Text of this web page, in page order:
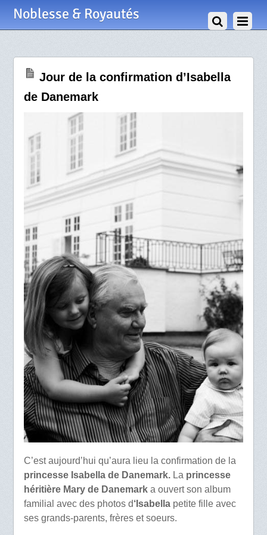
Noblesse & Royautés
Jour de la confirmation d’Isabella
de Danemark
C’est aujourd’hui qu’aura lieu la confirmation de la
princesse Isabella de Danemark.La princesse
héritière Mary de Danemarka ouvert son album
familial avec des photos d‘Isabellapetite fille avec
ses grands-parents, frères et soeurs.